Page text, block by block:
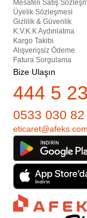
Mesafeli Satış
Üyelik Sözleşmesi
Gizlilik & Güvenlik
K.V.K.K Aydınlatma
Kargo Takibi
Alışverişsiz Ödeme
Fatura Sorgulama
Bize Ulaşın
444 5
0533 030 82